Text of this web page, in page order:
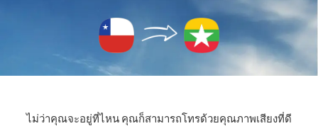
ไม่ว่าคุณจะอยู่ที่ไหน คุณก็สามารถโทรด้วยคุณภาพเสียงที่ดี